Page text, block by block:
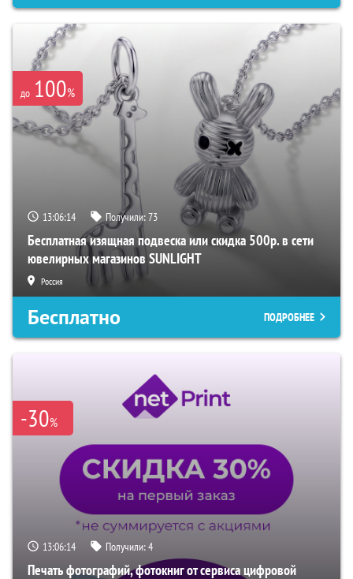
до 100%
13:06:13 Получили:73
Бесплатная изящная подвеска или скидка 500р. в сети
ювелирных магазинов SUNLIGHT
Россия
Бесплатно ПОДРОБНЕЕ
-30%
13:06:13 Получили:4
Печать фотографий, фотокниг от сервиса цифровой